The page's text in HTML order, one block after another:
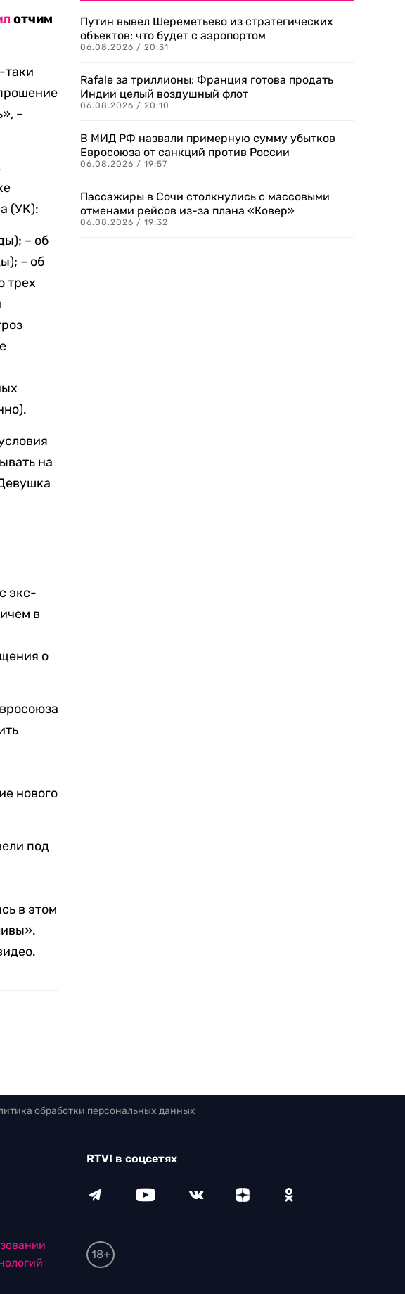
отчим
таки
–
(УК):
– об
– об
трех
на
экс-
в
о
нового
под
в этом
Путин вывел Шереметьево из стратегических
объектов: что будет с аэропортом
06.08.2026 / 20:31
Rafale за триллионы: Франция готова продать
Индии целый воздушный флот
06.08.2026 / 20:10
В МИД РФ назвали примерную сумму убытков
Евросоюза от санкций против России
06.08.2026 / 19:57
Пассажиры в Сочи столкнулись с массовыми
отменами рейсов из-за плана «Ковер»
06.08.2026 / 19:32
обработки персональных данных
RTVI в соцсетях
18+